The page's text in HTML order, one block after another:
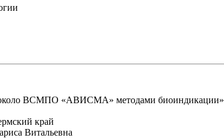
около ВСМПО «АВИСМА» методами биоиндикации»
край
Витальевна